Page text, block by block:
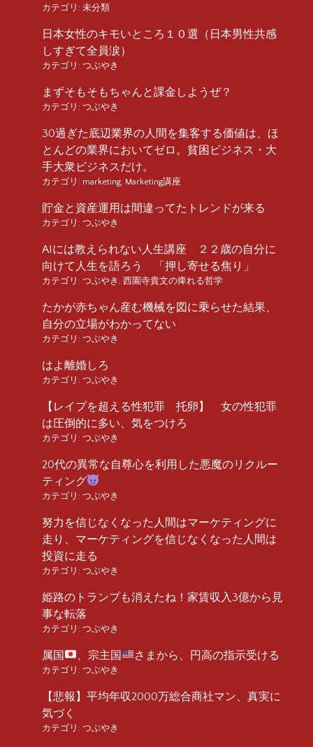
カテゴリ: 未分類
日本女性のキモいところ１０選（日本男性共感
しすぎて全員涙）
カテゴリ: つぶやき
まずそもそもちゃんと課金しようぜ？
カテゴリ: つぶやき
30過ぎた底辺業界の人間を集客する価値は、ほ
とんどの業界においてゼロ。貧困ビジネス・大
手大衆ビジネスだけ。
カテゴリ: marketing Marketing講座
貯金と資産運用は間違ってたトレンドが来る
カテゴリ: つぶやき
AIには教えられない人生講座 ２２歳の自分に
向けて人生を語ろう 「押し寄せる焦り」
カテゴリ: つぶやき 西園寺貴文の痺れる哲学
たかが赤ちゃん産む機械を図に乗らせた結果、
自分の立場がわかってない
カテゴリ: つぶやき
はよ離婚しろ
カテゴリ: つぶやき
【レイプを超える性犯罪 托卵】 女の性犯罪
は圧倒的に多い、気をつけろ
カテゴリ: つぶやき
20代の異常な自尊心を利用した悪魔のリクルー
ティング
カテゴリ: つぶやき
努力を信じなくなった人間はマーケティングに
走り、マーケティングを信じなくなった人間は
投資に走る
カテゴリ: つぶやき
姫路のトランプも消えたね！家賃収入3億から見
事な転落
カテゴリ: つぶやき
属国 、宗主国 さまから、円高の指示受ける
カテゴリ: つぶやき
【悲報】平均年収2000万総合商社マン、真実に
気づく
カテゴリ: つぶやき